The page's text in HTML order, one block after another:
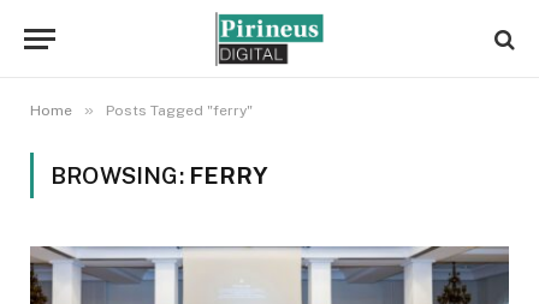
Home » Posts Tagged "ferry"
BROWSING: FERRY